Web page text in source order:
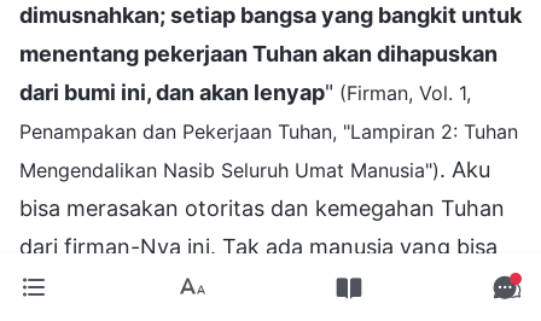
dimusnahkan; setiap bangsa yang bangkit untuk
menentang pekerjaan Tuhan akan dihapuskan
dari bumi ini, dan akan lenyap" (Firman, Vol. 1,
Penampakan dan Pekerjaan Tuhan, "Lampiran 2: Tuhan
Mengendalikan Nasib Seluruh Umat Manusia"). Aku
bisa merasakan otoritas dan kemegahan Tuhan
dari firman-Nya ini. Tak ada manusia yang bisa
menghalangi pekerjaan Tuhan. Meski PKT